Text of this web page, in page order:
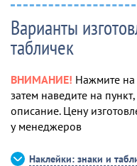
Варианты
табличек
ВНИМАНИЕ! Нажмите
затем наведите на
описание. Цену
у менеджеров
Наклейки: знаки и